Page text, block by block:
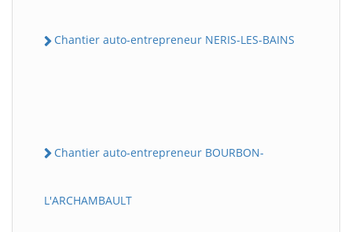
Chantier auto-entrepreneur NERIS-LES-BAINS
Chantier auto-entrepreneur BOURBON-
L'ARCHAMBAULT